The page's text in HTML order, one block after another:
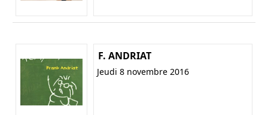
F. ANDRIAT
Jeudi 8 novembre 2016